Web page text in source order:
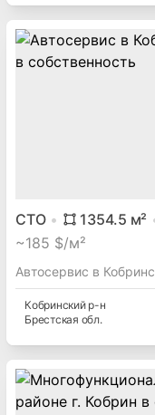
СТО 1354.5 м²
~185 $/м²
Автосервис в
Кобринский р-н
Брестская обл.